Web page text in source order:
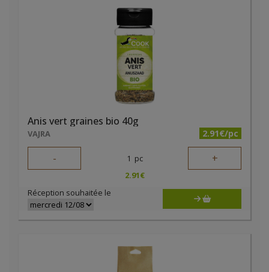
Anis vert graines bio 40g
VAJRA 2.91€/pc
- 1 pc +
2.91€
Réception souhaitée le